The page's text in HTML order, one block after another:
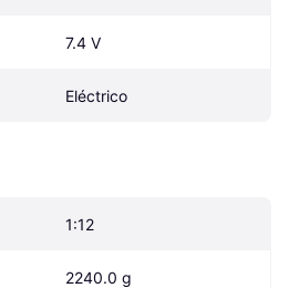
7.4 V
Eléctrico
1:12
2240.0 g